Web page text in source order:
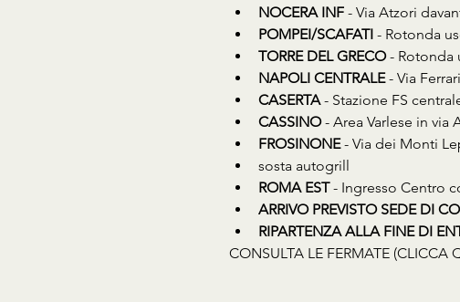
NOCERA INF - Via Atzori
POMPEI/SCAFATI - Rotonda
TORRE DEL GRECO - Rotonda
NAPOLI CENTRALE - Via
CASERTA - Stazione FS
CASSINO - Area Varlese in via
FROSINONE - Via dei Monti
sosta autogrill
ROMA EST - Ingresso Centro
ARRIVO PREVISTO SEDE DI
RIPARTENZA ALLA FINE DI
CONSULTA LE FERMATE (CLICCA